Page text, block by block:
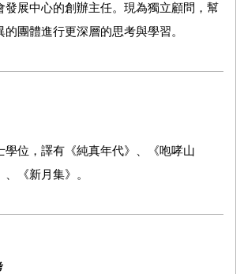
發展中心的創辦主任。現為獨立顧問，幫
的團體進行更深層的思考與學習。
學位，譯有《純真年代》、《咆哮山
《新月集》。